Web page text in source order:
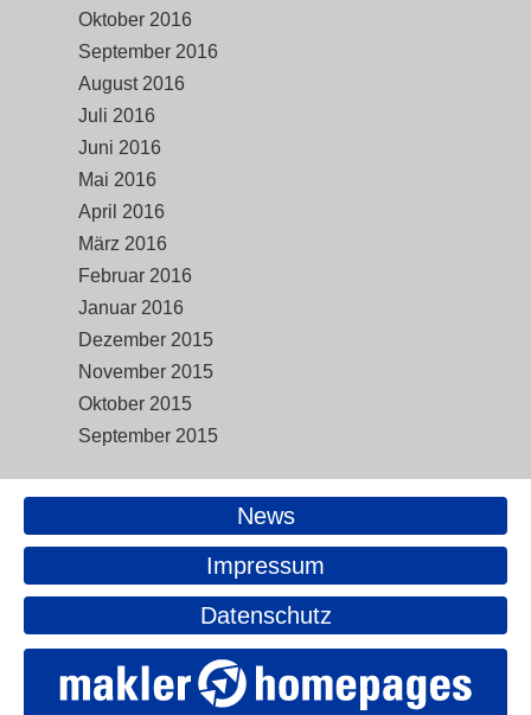
Oktober 2016
September 2016
August 2016
Juli 2016
Juni 2016
Mai 2016
April 2016
März 2016
Februar 2016
Januar 2016
Dezember 2015
November 2015
Oktober 2015
September 2015
News
Impressum
Datenschutz